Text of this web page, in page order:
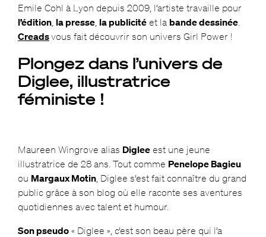
Emile Cohl à Lyon depuis 2009, l’artiste travaille pour
l’édition, la presse, la publicitéet la bande dessinée.
Creadsvous fait découvrir son univers Girl Power !
Plongez dans l’univers de
Diglee, illustratrice
féministe !
Maureen Wingrove alias Digleeest une jeune
illustratrice de 28 ans. Tout comme Penelope Bagieu
ou Margaux Motin, Diglee s’est fait connaître du grand
public grâce à son blog où elle raconte ses aventures
quotidiennes avec talent et humour.
Son pseudo« Diglee », c’est son beau père qui l’a